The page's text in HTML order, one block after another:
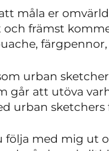
måla er
och främst
urban
går att utöva
urban sketchers
följa med mig ut